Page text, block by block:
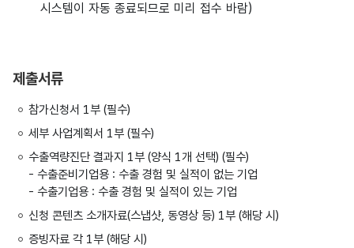
시스템이 자동 종료되므로 미리 접수 바람)
제출서류
참가신청서 1부 (필수)
세부 사업계획서 1부 (필수)
수출역량진단 결과지 1부 (양식 1개 선택) (필수)
- 수출준비기업용 : 수출 경험 및 실적이 없는 기업
- 수출기업용 : 수출 경험 및 실적이 있는 기업
신청 콘텐츠 소개자료(스냅샷, 동영상 등) 1부 (해당 시)
증빙자료 각 1부 (해당 시)